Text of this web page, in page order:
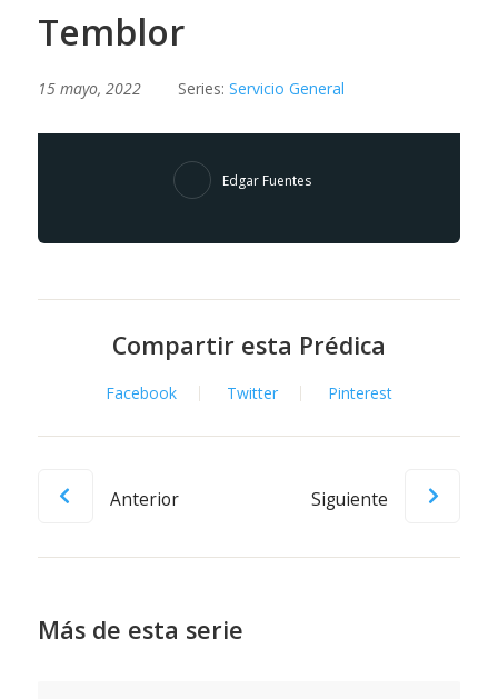
Temblor
15 mayo, 2022 Series: Servicio General
Edgar Fuentes
Compartir esta Prédica
Facebook Twitter Pinterest
Anterior Siguiente
Más de esta serie